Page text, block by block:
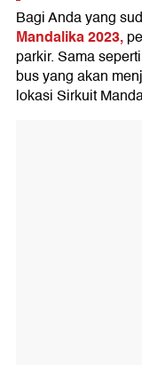
Bagi Anda yang
Mandalika 2023,
parkir. Sama
bus yang akan
lokasi Sirkuit